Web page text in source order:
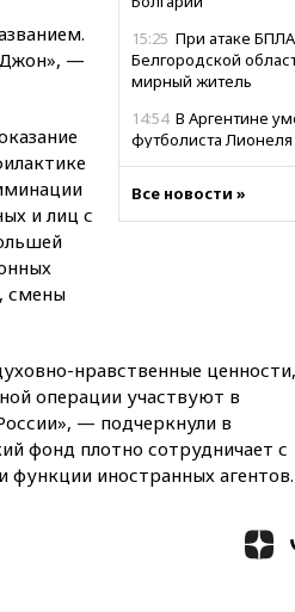
15:25 При атаке
Белгородской
мирный житель
14:54 В Аргентине
футболиста
судоходство в
погранконтроль для
итальянских туристов
12:27Возгорание на
НПЗ, вызванное
потушили
арестом Rolls-Royce
Все новости »
Джон», —
и лиц с
смены
нравственные ценности,
операции участвуют в
— подчеркнули в
фонд плотно сотрудничает с
иностранных агентов.